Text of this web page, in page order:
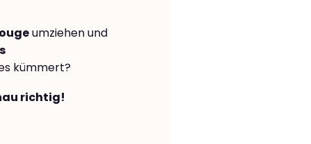
umziehen und
kümmert?
richtig!